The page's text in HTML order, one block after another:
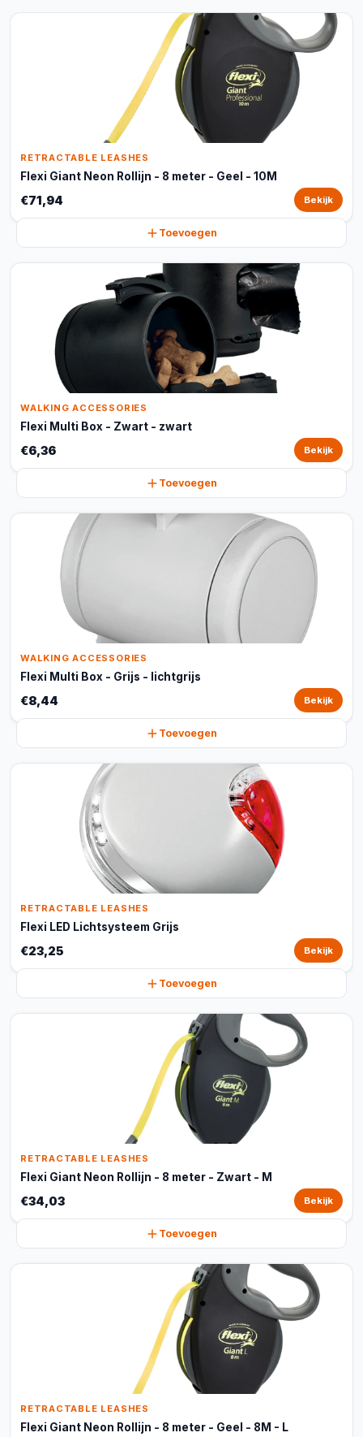
RETRACTABLE LEASHES
Flexi Giant Neon Rollijn - 8 meter - Geel - 10M
€71,94 Bekijk
Toevoegen
WALKING ACCESSORIES
Flexi Multi Box - Zwart - zwart
€6,36 Bekijk
Toevoegen
WALKING ACCESSORIES
Flexi Multi Box - Grijs - lichtgrijs
€8,44 Bekijk
Toevoegen
RETRACTABLE LEASHES
Flexi LED Lichtsysteem Grijs
€23,25 Bekijk
Toevoegen
RETRACTABLE LEASHES
Flexi Giant Neon Rollijn - 8 meter - Zwart - M
€34,03 Bekijk
Toevoegen
RETRACTABLE LEASHES
Flexi Giant Neon Rollijn - 8 meter - Geel - 8M - L